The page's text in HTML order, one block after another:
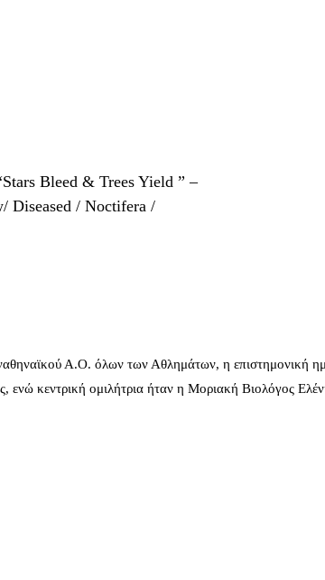
Bleed & Trees Yield ” –
Diseased / Noctifera /
Α.Ο. όλων των Αθλημάτων, η επιστημονική
κεντρική ομιλήτρια ήταν η Μοριακή Βιολόγος